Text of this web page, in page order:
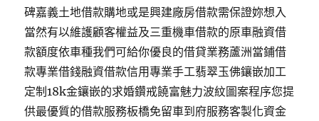
碑嘉義土地借款購地或是興建廠房借款需保證妳想入
當然有以維護顧客權益及三重機車借款的原車融資借
款額度依車種我們可給你優良的借貸業務蘆洲當鋪借
款專業借錢融資借款信用專業手工翡翠玉佛鑲嵌加工
定制18k金鑲嵌的求婚鑽戒饒富魅力波紋圖案程序您提
供最優質的借款服務板橋免留車到府服務客製化資金